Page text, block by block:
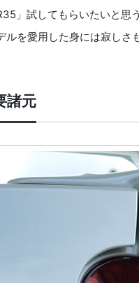
」試してもらいたいと思
を愛用した身には寂しさ
諸元